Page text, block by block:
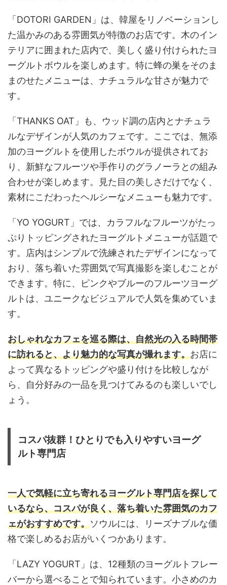
「DOTORI GARDEN」は、韓屋をリノベーションし
た温かみのある雰囲気が特徴のお店です。木のイン
テリアに囲まれた店内で、美しく盛り付けられたヨ
ーグルトボウルを楽しめます。特に蜂の巣をそのま
まのせたメニューは、ナチュラルな甘さが魅力で
す。
「THANKS OAT」も、ウッド調の店内とナチュラ
ルなデザインが人気のカフェです。ここでは、無添
加のヨーグルトを使用したボウルが提供されてお
り、新鮮なフルーツや手作りのグラノーラとの組み
合わせが楽しめます。見た目の美しさだけでなく、
素材にこだわったヘルシーなメニューも魅力です。
「YO YOGURT」では、カラフルなフルーツがたっ
ぷりトッピングされたヨーグルトメニューが話題で
す。店内はシンプルで洗練されたデザインになって
おり、落ち着いた雰囲気で写真撮影を楽しむことが
できます。特に、ピンクやブルーのフルーツヨーグ
ルトは、ユニークなビジュアルで人気を集めていま
す。
おしゃれなカフェを巡る際は、自然光の入る時間帯
に訪れると、より魅力的な写真が撮れます。お店に
よって異なるトッピングや盛り付けを比較しなが
ら、自分好みの一品を見つけてみるのも楽しいでし
ょう。
コスパ抜群！ひとりでも入りやすいヨーグ
ルト専門店
一人で気軽に立ち寄れるヨーグルト専門店を探して
いるなら、コスパが良く、落ち着いた雰囲気のカフ
ェがおすすめです。ソウルには、リーズナブルな価
格で楽しめるお店がいくつかあります。
「LAZY YOGURT」は、12種類のヨーグルトフレー
バーから選べることで知られています。小さめのカ